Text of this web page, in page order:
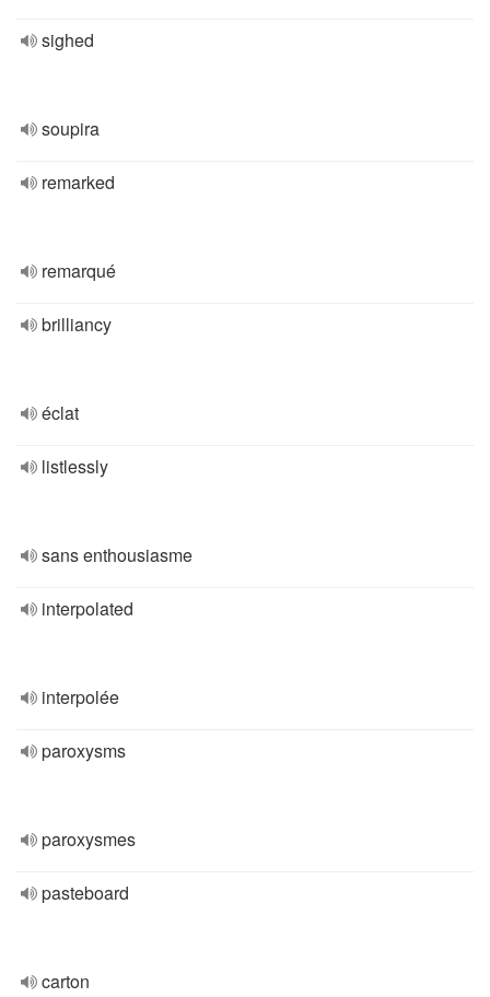
sighed
soupira
remarked
remarqué
brilliancy
éclat
listlessly
sans enthousiasme
interpolated
interpolée
paroxysms
paroxysmes
pasteboard
carton